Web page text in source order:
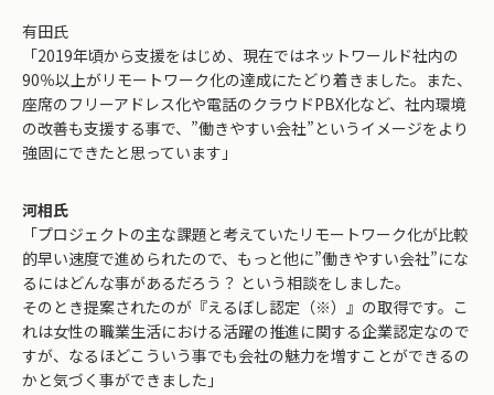
有田氏
「2019年頃から支援をはじめ、現在ではネットワールド社内の
90％以上がリモートワーク化の達成にたどり着きました。また、
座席のフリーアドレス化や電話のクラウドPBX化など、社内環境
の改善も支援する事で、”働きやすい会社”というイメージをより
強固にできたと思っています」
河相氏
「プロジェクトの主な課題と考えていたリモートワーク化が比較
的早い速度で進められたので、もっと他に”働きやすい会社”にな
るにはどんな事があるだろう？ という相談をしました。
そのとき提案されたのが『えるぼし認定（※）』の取得です。こ
れは女性の職業生活における活躍の推進に関する企業認定なので
すが、なるほどこういう事でも会社の魅力を増すことができるの
かと気づく事ができました」